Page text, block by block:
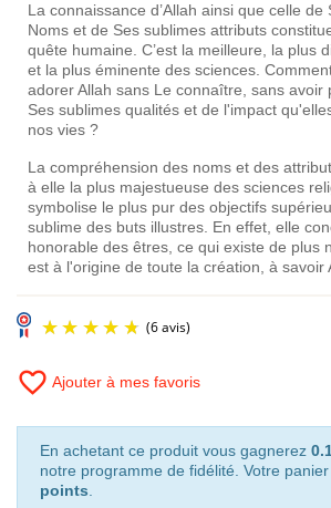
La connaissance d’Allah ainsi que celle de
Noms et de Ses sublimes attributs
quête humaine. C’est la meilleure, la plus
et la plus éminente des sciences.
adorer Allah sans Le connaître, sans avoir
Ses sublimes qualités et de l'impact
nos vies ?
La compréhension des noms et des
à elle la plus majestueuse des sciences
symbolise le plus pur des objectifs
sublime des buts illustres. En effet, elle
honorable des êtres, ce qui existe de plus
est à l'origine de toute la création, à savoir
favorite_border Ajouter à mes favoris
En achetant ce produit vous gagnerez
notre programme de fidélité. Votre
points